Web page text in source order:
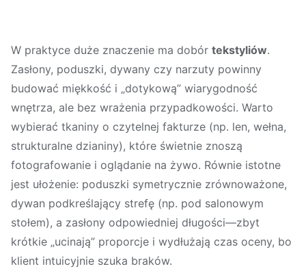
W praktyce duże znaczenie ma dobór tekstyliów.
Zasłony, poduszki, dywany czy narzuty powinny
budować miękkość i „dotykową” wiarygodność
wnętrza, ale bez wrażenia przypadkowości. Warto
wybierać tkaniny o czytelnej fakturze (np. len, wełna,
strukturalne dzianiny), które świetnie znoszą
fotografowanie i oglądanie na żywo. Równie istotne
jest ułożenie: poduszki symetrycznie zrównoważone,
dywan podkreślający strefę (np. pod salonowym
stołem), a zasłony odpowiedniej długości—zbyt
krótkie „ucinają” proporcje i wydłużają czas oceny, bo
klient intuicyjnie szuka braków.